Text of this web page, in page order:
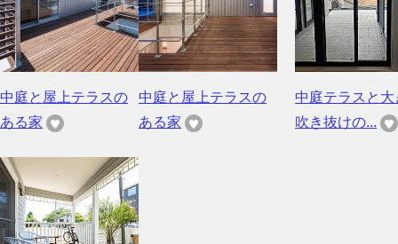
中庭と屋上テラスの
ある家
中庭と屋上テラスの
ある家
中庭テラスと大
吹き抜けの...